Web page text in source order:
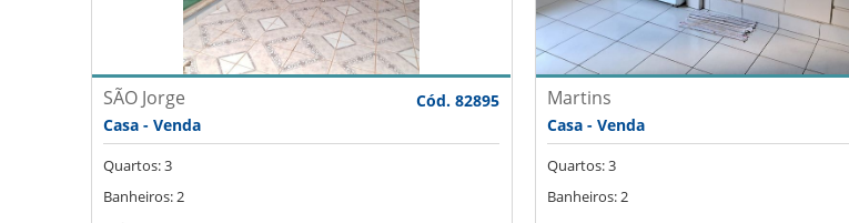
SÃO Jorge
Cód. 82895
Casa - Venda
Quartos: 3
Banheiros: 2
Martins
Casa - Venda
Quartos: 3
Banheiros: 2